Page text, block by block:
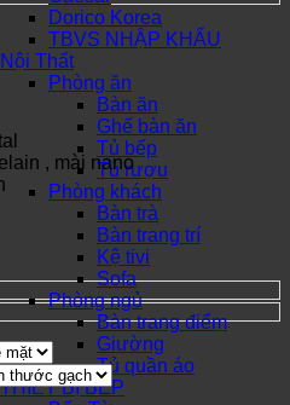
Dorico Korea
TBVS NHẬP KHẨU
Nội Thất
Phòng ăn
Bàn ăn
Ghế bàn ăn
Tủ bếp
Tủ rượu
Phòng khách
Bàn trà
Bàn trang trí
Kệ tivi
Sofa
Phòng ngủ
Bàn trang điểm
Giường
Tủ quần áo
THIẾT BỊ BẾP
, mài nano